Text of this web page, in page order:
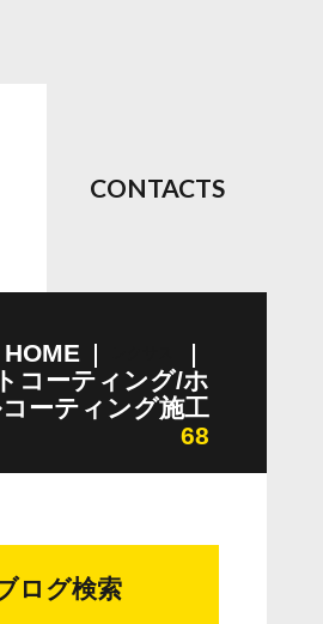
CONTACTS
HOME
コーティング/ホ
ーティング施工
68
ログ検索